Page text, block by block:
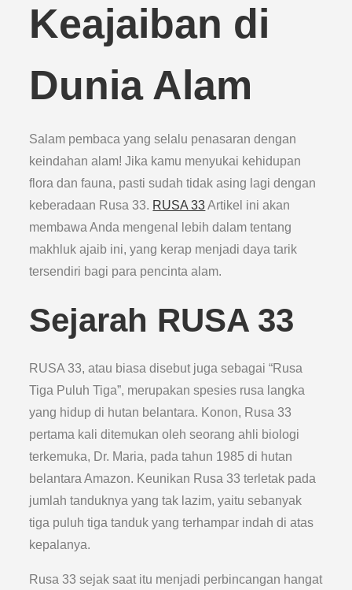
Keajaiban di
Dunia Alam
Salam pembaca yang selalu penasaran dengan
keindahan alam! Jika kamu menyukai kehidupan
flora dan fauna, pasti sudah tidak asing lagi dengan
keberadaan Rusa 33. RUSA 33Artikel ini akan
membawa Anda mengenal lebih dalam tentang
makhluk ajaib ini, yang kerap menjadi daya tarik
tersendiri bagi para pencinta alam.
Sejarah RUSA 33
RUSA 33, atau biasa disebut juga sebagai “Rusa
Tiga Puluh Tiga”, merupakan spesies rusa langka
yang hidup di hutan belantara. Konon, Rusa 33
pertama kali ditemukan oleh seorang ahli biologi
terkemuka, Dr. Maria, pada tahun 1985 di hutan
belantara Amazon. Keunikan Rusa 33 terletak pada
jumlah tanduknya yang tak lazim, yaitu sebanyak
tiga puluh tiga tanduk yang terhampar indah di atas
kepalanya.
Rusa 33 sejak saat itu menjadi perbincangan hangat